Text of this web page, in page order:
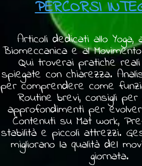
PERCORSI
Articoli dedicati allo Yoga,
Biomeccanica e al
Qui troverai pratiche
spiegate con chiarezza.
per comprendere come
Routine brevi, consigli
approfondimenti per
Contenuti su Mat work,
stabilità e piccoli attrezzi.
migliorano la qualità del
giornata.